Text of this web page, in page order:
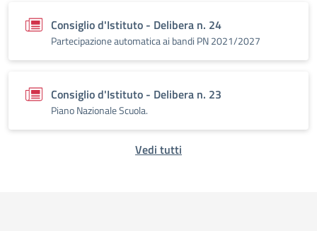
Consiglio d'Istituto - Delibera n. 24
Partecipazione automatica ai bandi PN 2021/2027
Consiglio d'Istituto - Delibera n. 23
Piano Nazionale Scuola.
Vedi tutti